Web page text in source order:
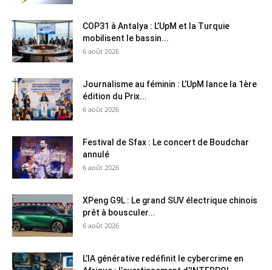
COP31 à Antalya : L’UpM et la Turquie
mobilisent le bassin...
6 août 2026
Journalisme au féminin : L’UpM lance la 1ère
édition du Prix...
6 août 2026
Festival de Sfax : Le concert de Boudchar
annulé
6 août 2026
XPeng G9L : Le grand SUV électrique chinois
prêt à bousculer...
6 août 2026
L’IA générative redéfinit le cybercrime en